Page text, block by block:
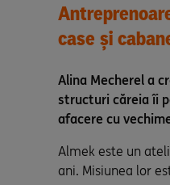
case și
Alina Mecherel a
structuri căreia îi
afacere cu
Almek este un
ani. Misiunea lor